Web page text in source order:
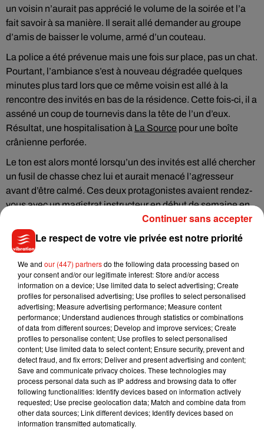
un voisin n’aurait pas apprécié le volume de la soirée et l’a
fait savoir à sa manière. Il serait allé demander au groupe
d’amis de baisser le volume, armé d’un couteau.
La police a été prévenue mais une fois sur place, pas un chat.
Pourtant, l’ambiance s’est à nouveau dégradée quelques
minutes plus tard lors que ce même voisin est allé à la
rencontre des invités en bas de la résidence. Cette fois-ci, il a
asséné un coup de tournevis dans la tête de l’un d’eux.
Résultat, une hospitalisation à La Source pour une boîte
crânienne perforée.
Le ton est alors monté lorsqu’un des invités est allé chercher
un fusil de chasse chez lui et aurait menacé l’agresseur
avant d’être calmé. Ces deux protagonistes avaient rendez-
vous avec un magistrat instructeur en début de semaine en
vue d’un probable placement en détention.
Musique
5 août 2026
Benny Blanco invite Selena Gomez et
Becky G sur son nouveau single
4 août 2026
Tiny Desk invite Charlie Puth pour une
live session solaire
Le respect de votre vie privée est notre priorité
We and our (447) partnersdo the following data processing based on
your consent and/or our legitimate interest: Store and/or access
information on a device; Use limited data to select advertising; Create
profiles for personalised advertising; Use profiles to select personalised
advertising; Measure advertising performance; Measure content
performance; Understand audiences through statistics or combinations
of data from different sources; Develop and improve services; Create
profiles to personalise content; Use profiles to select personalised
content; Use limited data to select content; Ensure security, prevent and
detect fraud, and fix errors; Deliver and present advertising and content;
Save and communicate privacy choices. These technologies may
process personal data such as IP address and browsing data to offer
following functionalities: Identify devices based on information actively
requested; Use precise geolocation data; Match and combine data from
other data sources; Link different devices; Identify devices based on
information transmitted automatically.
Continuer sans accepter